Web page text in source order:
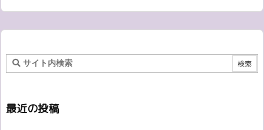
最近の投稿